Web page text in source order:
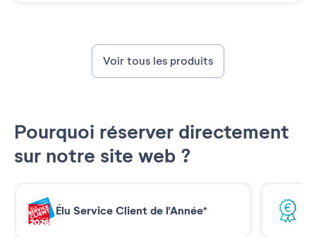
Voir tous les produits
Pourquoi réserver directement
sur notre site web ?
Élu Service Client de l'Année*